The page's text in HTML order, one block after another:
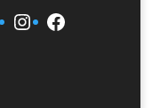
Instagram
Facebook